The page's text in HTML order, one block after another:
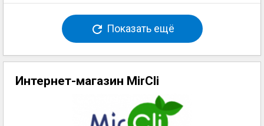
Показать ещё
Интернет-магазин MirCli